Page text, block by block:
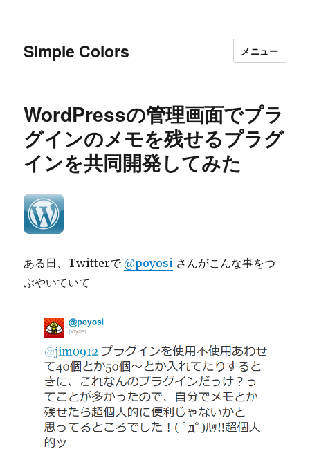
Simple Colors メニュー
WordPressの管理画面でプラ
グインのメモを残せるプラグ
インを共同開発してみた
ある日、Twitterで @poyosi さんがこんな事をつ
ぶやいていて